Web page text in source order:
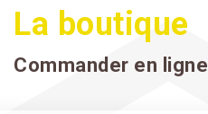
La boutique
Commander en ligne